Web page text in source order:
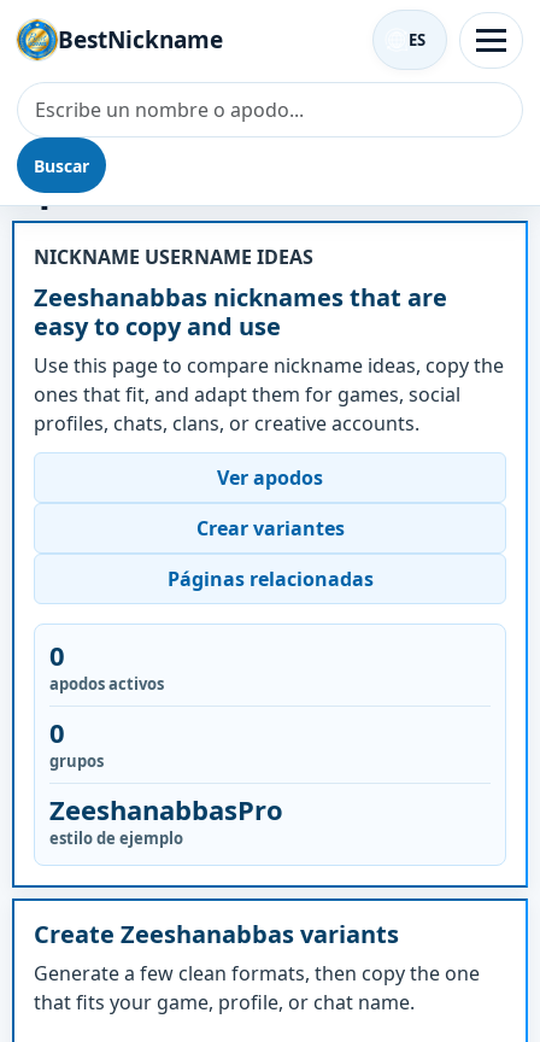
BestNickname
Buscar
ES
Apodo - Zeeshanabbas
NICKNAME USERNAME IDEAS
Zeeshanabbas nicknames that are
easy to copy and use
Use this page to compare nickname ideas, copy the
ones that fit, and adapt them for games, social
profiles, chats, clans, or creative accounts.
Ver apodos
Crear variantes
Páginas relacionadas
0
apodos activos
0
grupos
ZeeshanabbasPro
estilo de ejemplo
Create Zeeshanabbas variants
Generate a few clean formats, then copy the one
that fits your game, profile, or chat name.